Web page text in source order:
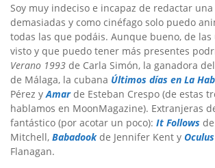
Soy muy indeciso e incapaz de redactar
demasiadas y como cinéfago solo puedo
todas las que podáis. Aunque bueno, de
visto y que puedo tener más presentes
Verano 1993 de Carla Simón, la ganadora
de Málaga, la cubana Últimos días en La
Pérez y Amarde Esteban Crespo (de estas
hablamos en MoonMagazine). Extranjeras
fantástico (por acotar un poco): It Follows
Mitchell, Babadook de Jennifer Kent y Oculus
Flanagan.